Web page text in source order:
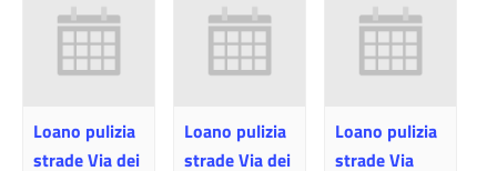
Loano pulizia
strade Via dei
Loano pulizia
strade Via dei
Loano pulizia
strade Via